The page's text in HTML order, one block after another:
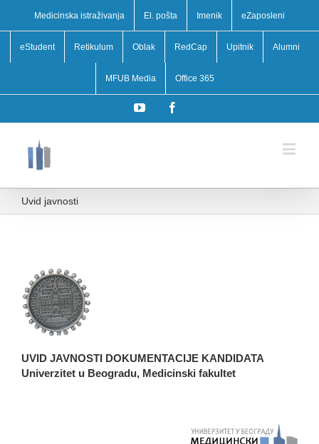
Medicinska istraživanja El. pošta Imenik eZaposleni
eStudent Retikulum Oblak RedCap Upitnik Alumni
MFUB Media Office 365
YouTube
Uvid javnosti
UVID JAVNOSTI DOKUMENTACIJE KANDIDATA
Univerzitet u Beogradu, Medicinski fakultet